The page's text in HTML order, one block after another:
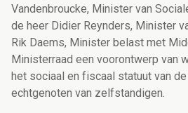
Vandenbroucke, Minister van
de heer Didier Reynders, Minister
Rik Daems, Minister belast met
Ministerraad een voorontwerp van
het sociaal en fiscaal statuut van
echtgenoten van zelfstandigen.